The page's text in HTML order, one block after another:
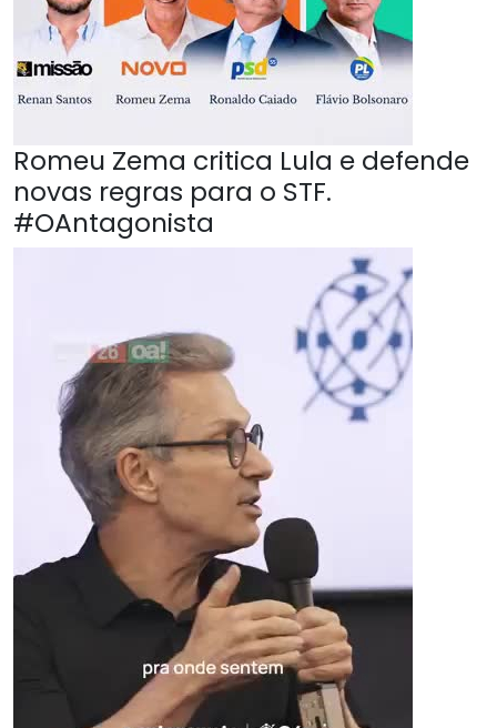
Romeu Zema critica Lula e defende
novas regras para o STF.
#OAntagonista